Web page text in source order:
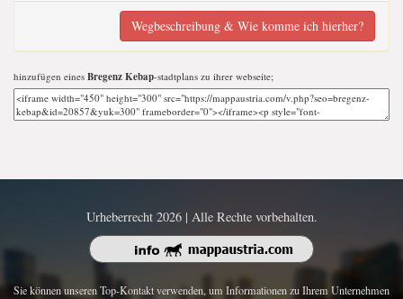
Wegbeschreibung & Wie komme ich hierher?
hinzufügen eines Bregenz Kebap-stadtplans zu ihrer webseite;
Urheberrecht 2026 | Alle Rechte vorbehalten.
Sie können unseren Top-Kontakt verwenden, um Informationen zu Ihrem Unternehmen